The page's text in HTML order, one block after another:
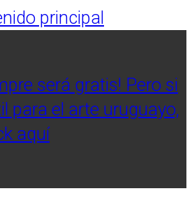
principal
será gratis! Pero si
para el arte uruguayo,
aquí